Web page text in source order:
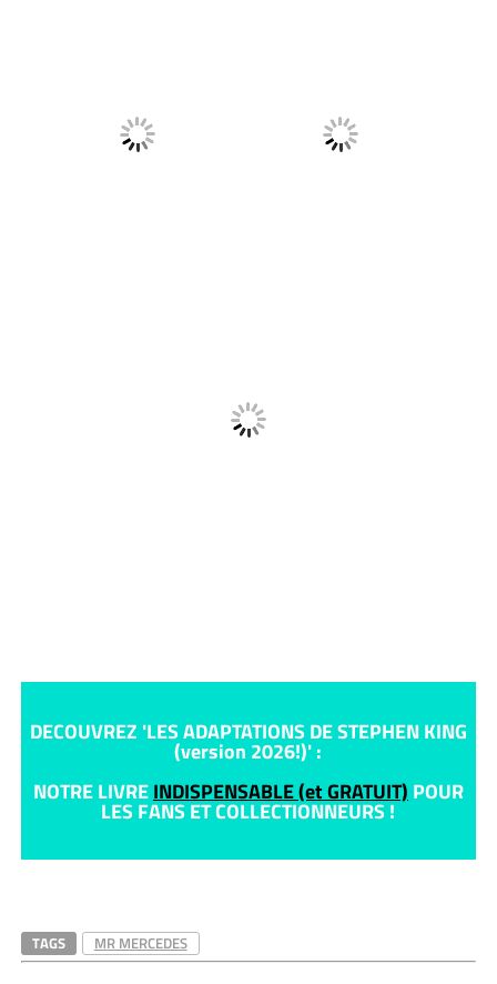
DECOUVREZ 'LES ADAPTATIONS DE STEPHEN KING
(version 2026!)' :
NOTRE LIVREINDISPENSABLE (et GRATUIT) POUR
LES FANS ET COLLECTIONNEURS !
TAGS MR MERCEDES